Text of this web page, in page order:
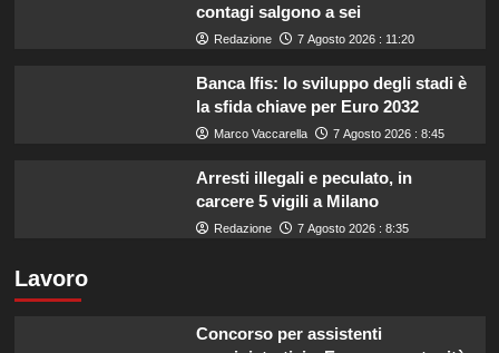
contagi salgono a sei
Redazione 7 Agosto 2026 : 11:20
Banca Ifis: lo sviluppo degli stadi è
la sfida chiave per Euro 2032
Marco Vaccarella 7 Agosto 2026 : 8:45
Arresti illegali e peculato, in
carcere 5 vigili a Milano
Redazione 7 Agosto 2026 : 8:35
Lavoro
Concorso per assistenti